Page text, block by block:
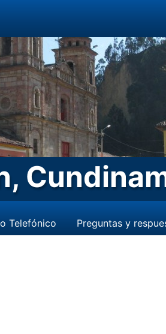
Telefónico Preguntas y